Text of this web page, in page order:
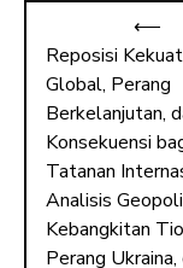
⟵
Reposisi
Global, Perang
Berkelanjutan,
Konsekuensi
Tatanan
Analisis
Kebangkitan
Perang Ukraina,